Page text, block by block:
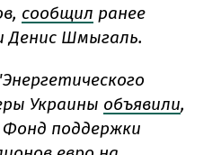
сообщил ранее
Денис Шмыгаль.
Украины объявили,
поддержки